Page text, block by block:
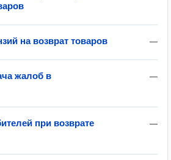
—
на возврат товаров
—
жалоб в
—
при возврате